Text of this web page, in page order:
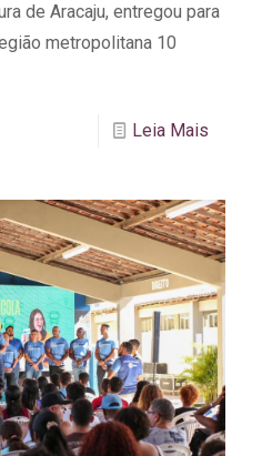
de Aracaju, entregou para
metropolitana 10
Leia Mais